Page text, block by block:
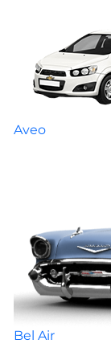
Aveo
Bel Air